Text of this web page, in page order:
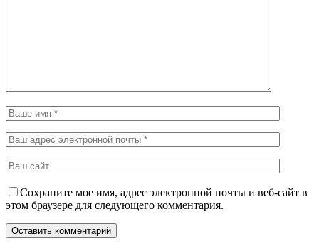
Сохраните мое имя, адрес электронной почты и веб-сайт в
этом браузере для следующего комментария.